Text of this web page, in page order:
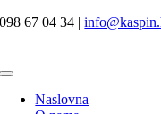
Skip
098 67 04 34 |
Toggle
NavigationNaslovna